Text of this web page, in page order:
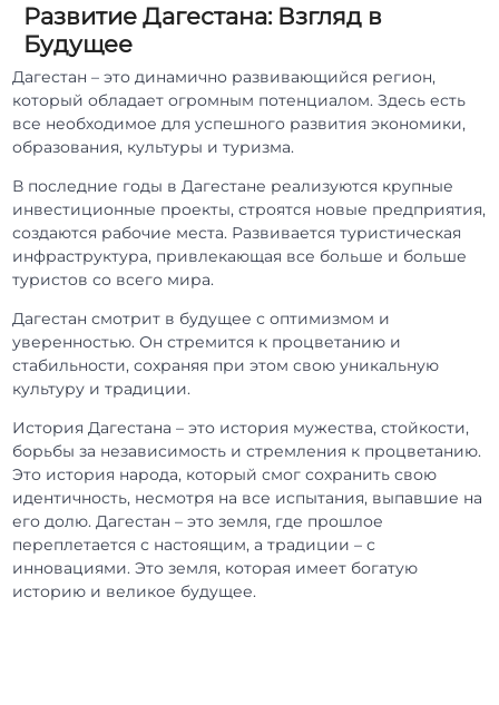
Развитие Дагестана: Взгляд в
Будущее
Дагестан – это динамично развивающийся регион,
который обладает огромным потенциалом. Здесь есть
все необходимое для успешного развития экономики,
образования, культуры и туризма.
В последние годы в Дагестане реализуются крупные
инвестиционные проекты, строятся новые предприятия,
создаются рабочие места. Развивается туристическая
инфраструктура, привлекающая все больше и больше
туристов со всего мира.
Дагестан смотрит в будущее с оптимизмом и
уверенностью. Он стремится к процветанию и
стабильности, сохраняя при этом свою уникальную
культуру и традиции.
История Дагестана – это история мужества, стойкости,
борьбы за независимость и стремления к процветанию.
Это история народа, который смог сохранить свою
идентичность, несмотря на все испытания, выпавшие на
его долю. Дагестан – это земля, где прошлое
переплетается с настоящим, а традиции – с
инновациями. Это земля, которая имеет богатую
историю и великое будущее.